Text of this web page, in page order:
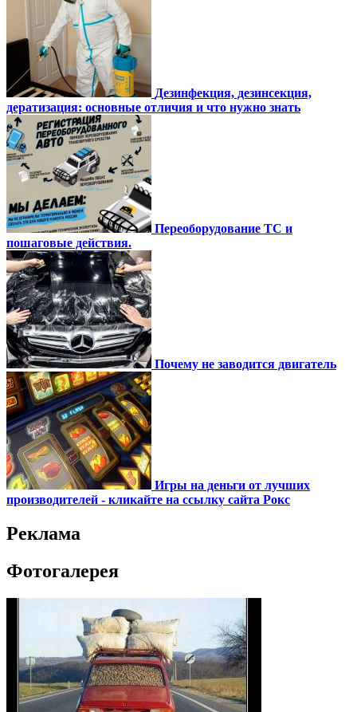
Дезинфекция, дезинсекция,
дератизация: основные отличия и что нужно знать
Переоборудование ТС и
пошаговые действия.
Почему не заводится двигатель
Игры на деньги от лучших
производителей - кликайте на ссылку сайта Рокс
Реклама
Фотогалерея